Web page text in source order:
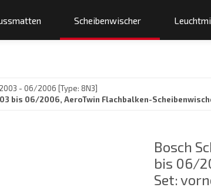
Scheibenwischer
- 06/2006 [Type: 8N3]
bis 06/2006, AeroTwin Flachbalken-
Bosch
bis 06/
Set: